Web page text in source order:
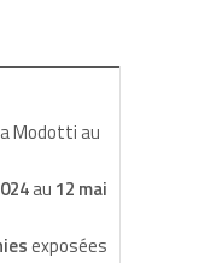
Modotti au
au 12 mai
exposées